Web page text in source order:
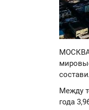
Между
года